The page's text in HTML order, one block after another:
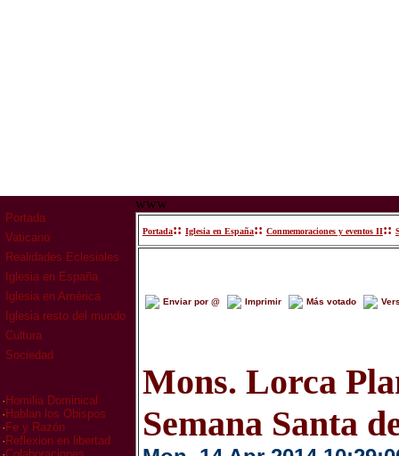
Portada
Vaticano
Realidades Eclesiales
Iglesia en España
Iglesia en América
Iglesia resto del mundo
Cultura
Sociedad
· Homilia Dominical
· Hablan los Obispos
· Fe y Razón
· Reflexion en libertad
www
Portada:: Iglesia en España:: Conmemoraciones y eventos II::
Enviar por @ Imprimir Más votado
Mons. Lorca
Semana Santa